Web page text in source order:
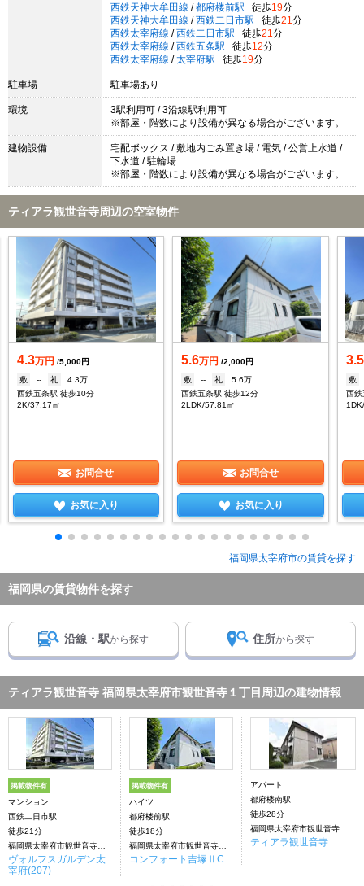
西鉄天神大牟田線 / 都府楼前駅 徒歩19分
西鉄天神大牟田線 / 西鉄二日市駅 徒歩21 分
西鉄太宰府線 / 西鉄二日市駅 徒歩21 分
西鉄太宰府線 / 西鉄五条駅 徒歩12分
西鉄太宰府線 / 太宰府駅 徒歩19分
駐車場 駐車場あり
環境
3駅利用可 / 3沿線駅利用可
※部屋・階数により設備が異なる場合がございます。
建物設備
宅配ボックス / 敷地内ごみ置き場 / 電気 / 公営上水道 /
下水道 / 駐輪場
※部屋・階数により設備が異なる場合がございます。
ティアラ観世音寺周辺の空室物件
4.3万円 /5,000円
敷
-- 礼
4.3万
西鉄五条駅 徒歩10分
2K/37.17㎡
お問合せ
お気に入り
5.6万円 /2,000円
敷
-- 礼
5.6万
西鉄五条駅 徒歩12分
2LDK/57.81㎡
お問合せ
お気に入り
3.5
敷
西
福岡県太宰府市の賃貸を探す
福岡県の賃貸物件を探す
沿線・駅から探す 住所から探す
ティアラ観世音寺 福岡県太宰府市観世音寺１丁目周辺の建物情報
掲載物件有
マンション
西鉄二日市駅
徒歩21分
ヴォルフスガルデン太
宰府(207)
掲載物件有
ハイツ
都府楼前駅
徒歩18分
コンフォート吉塚ⅡC
アパート
都府楼南駅
徒歩28分
ティアラ観世音寺